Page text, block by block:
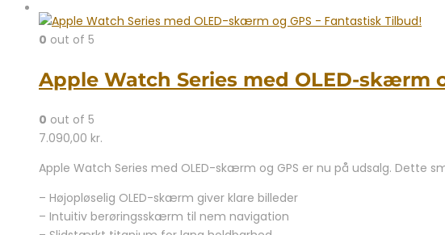
0 out of 5
Apple Watch Series med OLED-skærm
0 out of 5
7.090,00 kr.
Apple Watch Series med OLED-skærm og GPS er nu på udsalg. Dette
– Højopløselig OLED-skærm giver klare billeder
– Intuitiv berøringsskærm til nem navigation